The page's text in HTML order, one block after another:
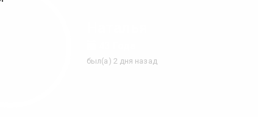
был(а) 2 дня назад